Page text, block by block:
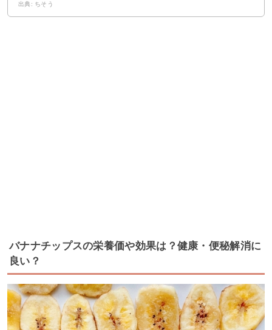
出典: ちそう
バナナチップスの栄養価や効果は？健康・便秘解消に
良い？